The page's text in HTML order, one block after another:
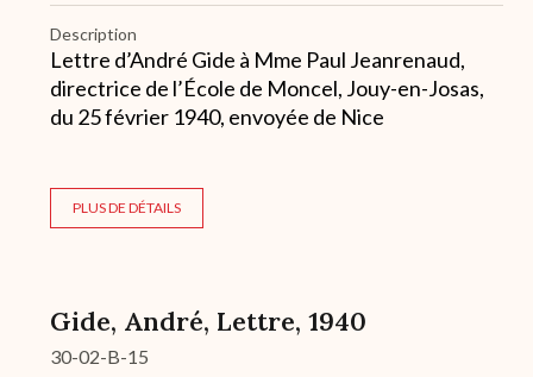
Description
Lettre d’André Gide à Mme Paul Jeanrenaud,
directrice de l’École de Moncel, Jouy-en-Josas,
du 25 février 1940, envoyée de Nice
PLUS DE DÉTAILS
Gide, André, Lettre, 1940
30-02-B-15